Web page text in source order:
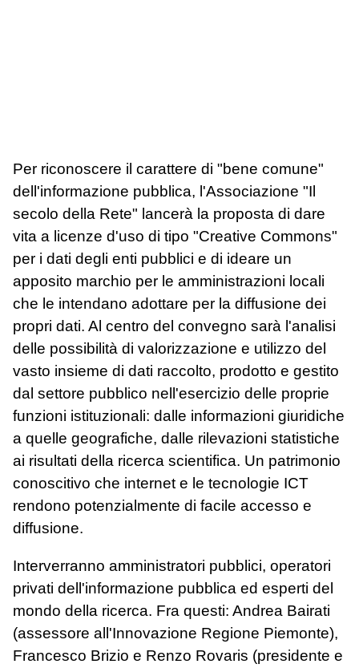
Per riconoscere il carattere di "bene comune"
dell'informazione pubblica, l'Associazione "Il
secolo della Rete" lancerà la proposta di dare
vita a licenze d'uso di tipo "Creative Commons"
per i dati degli enti pubblici e di ideare un
apposito marchio per le amministrazioni locali
che le intendano adottare per la diffusione dei
propri dati. Al centro del convegno sarà l'analisi
delle possibilità di valorizzazione e utilizzo del
vasto insieme di dati raccolto, prodotto e gestito
dal settore pubblico nell'esercizio delle proprie
funzioni istituzionali: dalle informazioni giuridiche
a quelle geografiche, dalle rilevazioni statistiche
ai risultati della ricerca scientifica. Un patrimonio
conoscitivo che internet e le tecnologie ICT
rendono potenzialmente di facile accesso e
diffusione.
Interverranno amministratori pubblici, operatori
privati dell'informazione pubblica ed esperti del
mondo della ricerca. Fra questi: Andrea Bairati
(assessore all'Innovazione Regione Piemonte),
Francesco Brizio e Renzo Rovaris (presidente e